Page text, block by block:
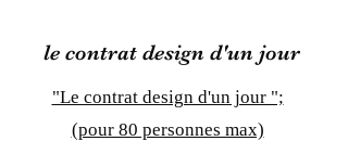
le contrat design d'un jour
"Le contrat design d'un jour ";
(pour 80 personnes max)